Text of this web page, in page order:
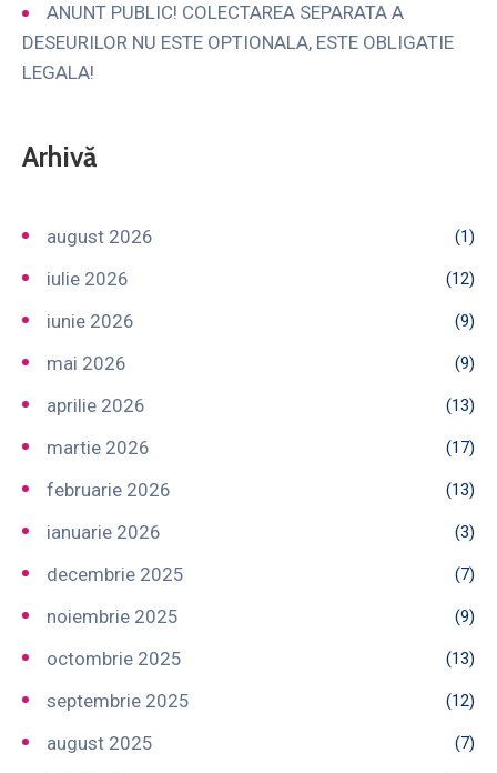
ANUNT PUBLIC! COLECTAREA SEPARATA A
DESEURILOR NU ESTE OPTIONALA, ESTE OBLIGATIE
LEGALA!
Arhivă
august 2026 (1)
iulie 2026 (12)
iunie 2026 (9)
mai 2026 (9)
aprilie 2026 (13)
martie 2026 (17)
februarie 2026 (13)
ianuarie 2026 (3)
decembrie 2025 (7)
noiembrie 2025 (9)
octombrie 2025 (13)
septembrie 2025 (12)
august 2025 (7)